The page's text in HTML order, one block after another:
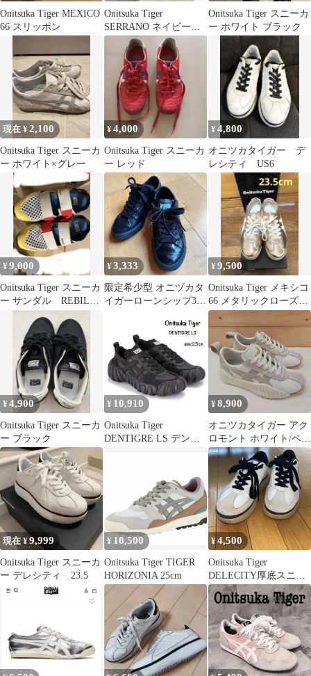
Onitsuka Tiger MEXICO
66 スリッポン
Onitsuka Tiger
SERRANO ネイビー
23.5cm (箱無し)
Onitsuka Tiger スニーカ
ー ホワイト ブラック
現在 ¥2,100
Onitsuka Tiger スニーカ
ー ホワイト×グレー
¥4,000
Onitsuka Tiger スニーカ
ー レッド
¥4,800
オニツカタイガー デ
レシティ US6
¥9,000
Onitsuka Tiger スニーカ
ー サンダル REBILAC
¥3,333
限定希少型 オニヅカタ
イガーローンシップ3.0
¥9,500
Onitsuka Tiger メキシコ
66 メタリックローズゴ
ールド23.5cm
¥4,900
Onitsuka Tiger スニーカ
ー ブラック
¥ 10,910
Onitsuka Tiger
DENTIGRE LS デンテ
¥8,900
オニツカタイガー アク
ロモント ホワイト/ベー
ジュ 23㎝
現在 ¥9,999
Onitsuka Tiger スニーカ
ー デレシティ 23.5
¥ 10,500
Onitsuka Tiger TIGER
HORIZONIA 25cm
¥4,500
Onitsuka Tiger
DELECITY厚底スニー
カー 本体のみ 箱無
し